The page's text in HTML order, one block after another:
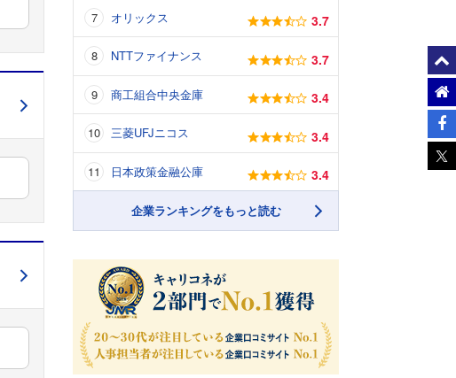
オリックス 3.7
NTTファイナンス 3.7
商工組合中央金庫 3.4
三菱UFJニコス 3.4
日本政策金融公庫 3.4
企業ランキングをもっと読む